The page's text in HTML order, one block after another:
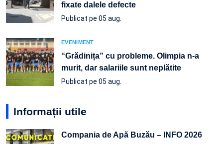
fixate dalele defecte
Publicat pe 05 aug.
EVENIMENT
“Grădinița” cu probleme. Olimpia n-a
murit, dar salariile sunt neplătite
Publicat pe 05 aug.
Informații utile
Compania de Apă Buzău – INFO 2026